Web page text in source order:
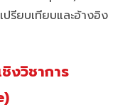
รียบเทียบและอ้างอิง
งวิชาการ